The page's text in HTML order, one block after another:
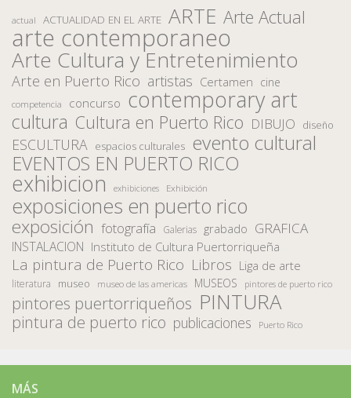
actual ACTUALIDAD EN EL ARTE ARTE Arte Actual
arte contemporaneo
Arte Cultura y Entretenimiento
Arte en Puerto Rico artistas Certamen cine
competencia concurso contemporary art
cultura Cultura en Puerto Rico DIBUJO diseño
ESCULTURA espacios culturales evento cultural
EVENTOS EN PUERTO RICO
exhibicion exhibiciones Exhibición
exposiciones en puerto rico
exposición fotografía Galerias grabado GRAFICA
INSTALACION Instituto de Cultura Puertorriqueña
La pintura de Puerto Rico Libros Liga de arte
literatura museo museo de las americas MUSEOS pintores de puerto rico
pintores puertorriqueños PINTURA
pintura de puerto rico publicaciones Puerto Rico
MÁS